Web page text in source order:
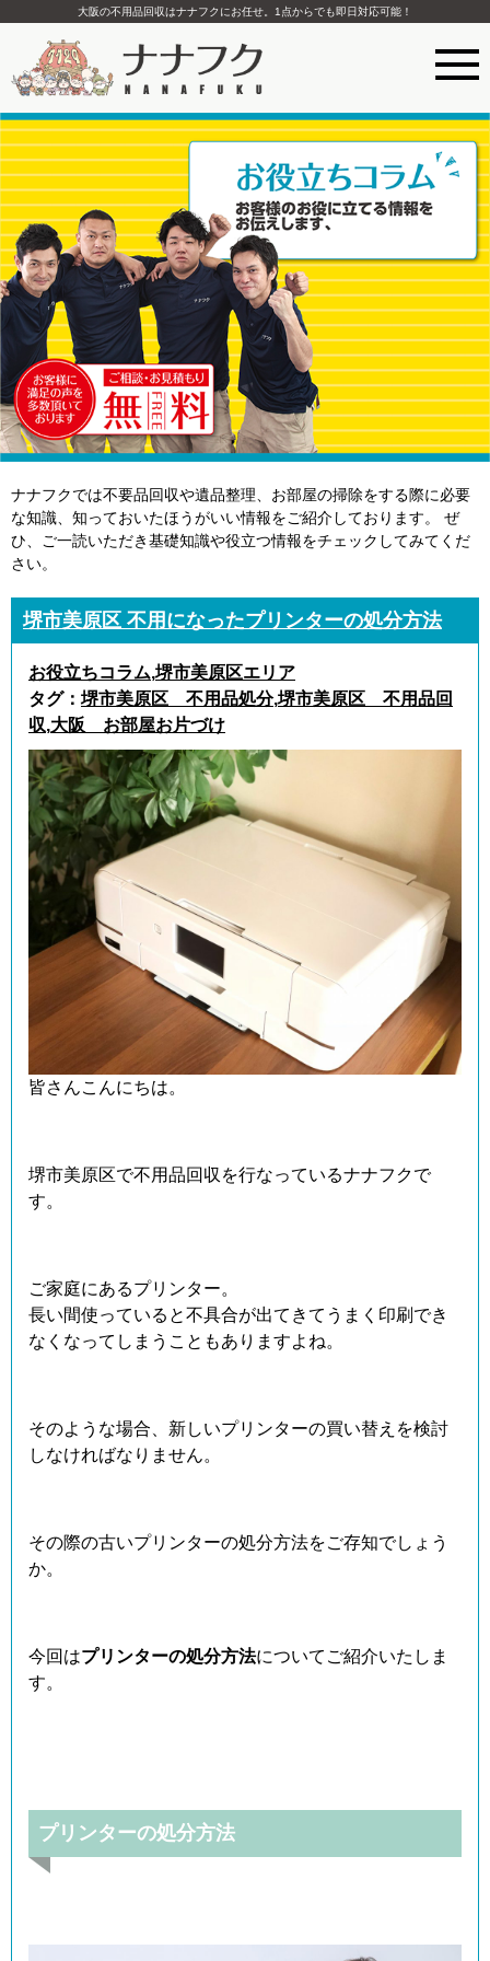
大阪の不用品回収はナナフクにお任せ。1点からでも即日対応可能！
ナナフクでは不要品回収や遺品整理、お部屋の掃除をする際に必要
な知識、知っておいたほうがいい情報をご紹介しております。 ぜ
ひ、ご一読いただき基礎知識や役立つ情報をチェックしてみてくだ
さい。
堺市美原区 不用になったプリンターの処分方法
お役立ちコラム,堺市美原区エリア
タグ： 堺市美原区 不用品処分,堺市美原区 不用品回
収,大阪 お部屋お片づけ
皆さんこんにちは。
堺市美原区で不用品回収を行なっているナナフクで
す。
ご家庭にあるプリンター。
長い間使っていると不具合が出てきてうまく印刷でき
なくなってしまうこともありますよね。
そのような場合、新しいプリンターの買い替えを検討
しなければなりません。
その際の古いプリンターの処分方法をご存知でしょう
か。
今回はプリンターの処分方法についてご紹介いたしま
す。
プリンターの処分方法